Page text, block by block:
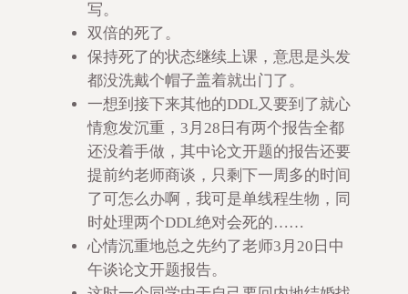
写。
双倍的死了。
保持死了的状态继续上课，意思是头发
都没洗戴个帽子盖着就出门了。
一想到接下来其他的DDL又要到了就心
情愈发沉重，3月28日有两个报告全都
还没着手做，其中论文开题的报告还要
提前约老师商谈，只剩下一周多的时间
了可怎么办啊，我可是单线程生物，同
时处理两个DDL绝对会死的……
心情沉重地总之先约了老师3月20日中
午谈论文开题报告。